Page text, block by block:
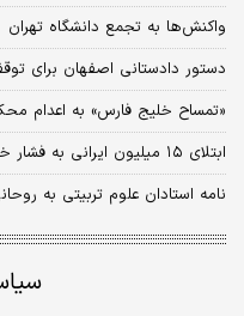
واکنش‌ها به تجمع دانشگاه تهران
دستور دادستانی اصفهان برای
«تمساح خلیج فارس» به اعدام
ابتلای ۱۵ میلیون ایرانی به فشار خون بالا
نامه استادان علوم تربیتی به